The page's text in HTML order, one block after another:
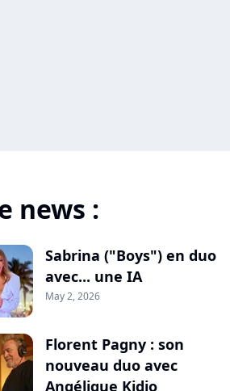
news :
Sabrina ("Boys") en duo
avec... une IA
May 2, 2026
Florent Pagny : son
nouveau duo avec
Angélique Kidjo